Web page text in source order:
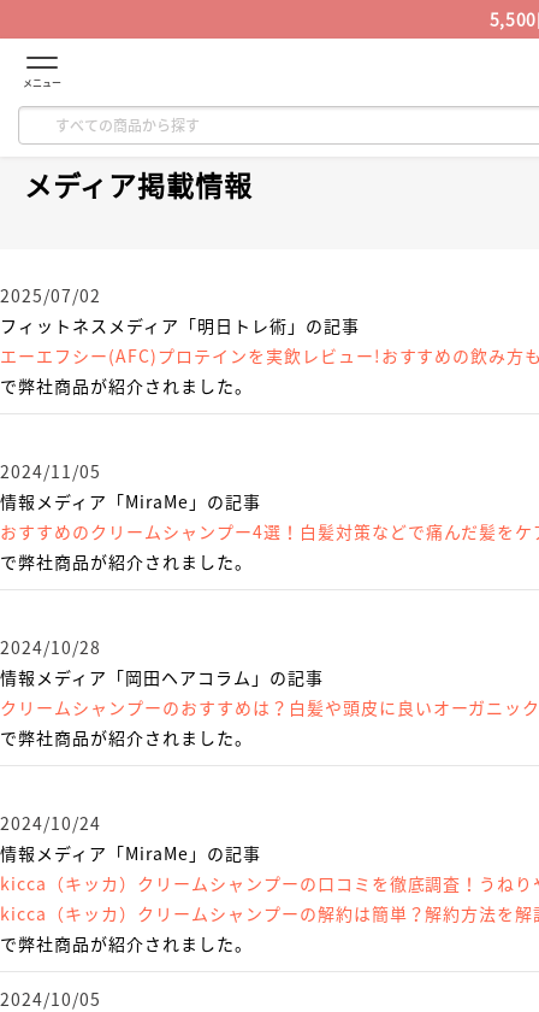
メニュー
メディア掲載情報
2025/07/02
フィットネスメディア「明日トレ術」の記事
エーエフシー(AFC)プロテインを実飲レビュー!おすすめの飲み方
で弊社商品が紹介されました。
2024/11/05
情報メディア「MiraMe」の記事
おすすめのクリームシャンプー4選！白髪対策などで痛んだ髪をケ
で弊社商品が紹介されました。
2024/10/28
情報メディア「岡田ヘアコラム」の記事
クリームシャンプーのおすすめは？白髪や頭皮に良いオーガニッ
で弊社商品が紹介されました。
2024/10/24
情報メディア「MiraMe」の記事
kicca（キッカ）クリームシャンプーの口コミを徹底調査！うね
kicca（キッカ）クリームシャンプーの解約は簡単？解約方法を解
で弊社商品が紹介されました。
2024/10/05